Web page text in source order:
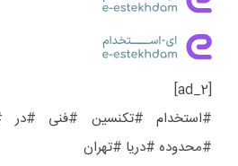
[ad_2]
#استخدام #تکنسین #فنی #در
#محدوده #دریا #تهران